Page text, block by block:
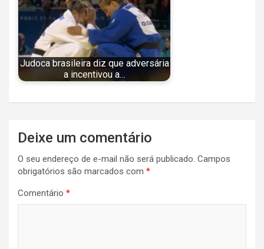
Judoca brasileira diz que adversária
a incentivou a…
Navegação
de
Post
Deixe um comentário
O seu endereço de e-mail não será publicado. Campos
obrigatórios são marcados com *
Comentário *